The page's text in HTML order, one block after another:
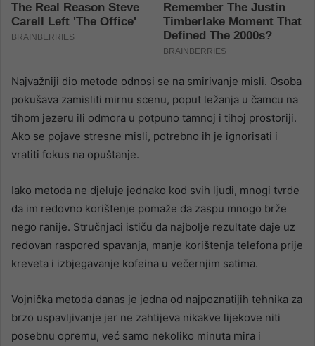
Najvažniji dio metode odnosi se na smirivanje misli. Osoba
pokušava zamisliti mirnu scenu, poput ležanja u čamcu na
tihom jezeru ili odmora u potpuno tamnoj i tihoj prostoriji.
Ako se pojave stresne misli, potrebno ih je ignorisati i
vratiti fokus na opuštanje.
Iako metoda ne djeluje jednako kod svih ljudi, mnogi tvrde
da im redovno korištenje pomaže da zaspu mnogo brže
nego ranije. Stručnjaci ističu da najbolje rezultate daje uz
redovan raspored spavanja, manje korištenja telefona prije
kreveta i izbjegavanje kofeina u večernjim satima.
Vojnička metoda danas je jedna od najpoznatijih tehnika za
brzo uspavljivanje jer ne zahtijeva nikakve lijekove niti
posebnu opremu, već samo nekoliko minuta mira i